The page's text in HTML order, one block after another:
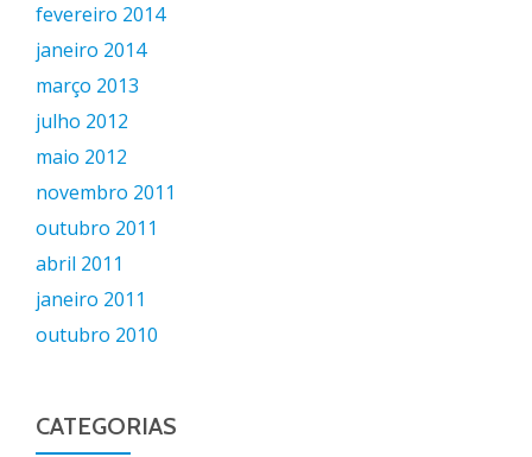
fevereiro 2014
janeiro 2014
março 2013
julho 2012
maio 2012
novembro 2011
outubro 2011
abril 2011
janeiro 2011
outubro 2010
CATEGORIAS